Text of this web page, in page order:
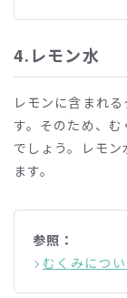
4.レモン水
レモンに含まれ
す。そのため、
でしょう。レモ
ます。
参照：
むくみにつ